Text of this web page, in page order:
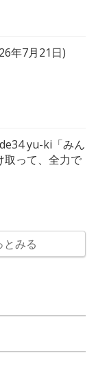
年7月21日)
yu-ki「みん
取って、全力で
とみる